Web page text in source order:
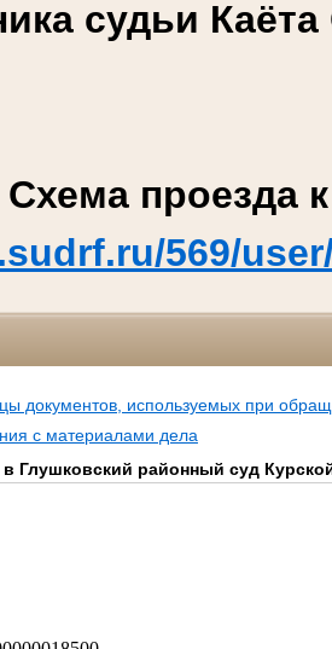
судьи
Схема проезда к
569/
документов, используемых при
с материалами дела
Глушковский районный суд